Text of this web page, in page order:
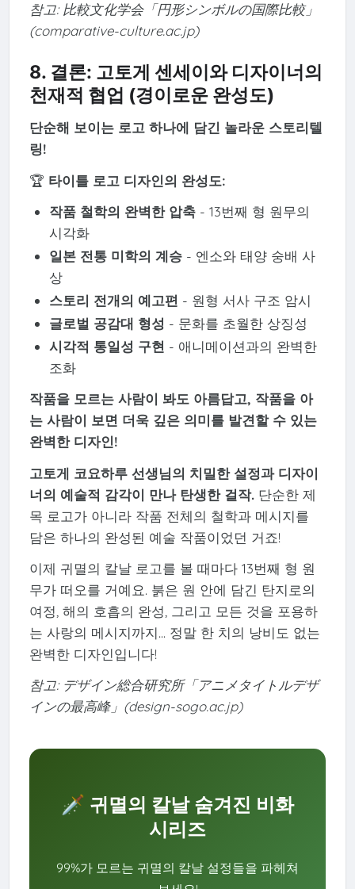
참고: 比較文化学会「円形シンボルの国際比較」
(comparative-culture.ac.jp)
8. 결론: 고토게 센세이와 디자이너의
천재적 협업 (경이로운 완성도)
단순해 보이는 로고 하나에 담긴 놀라운 스토리텔
링!
🏆 타이틀 로고 디자인의 완성도:
작품 철학의 완벽한 압축- 13번째 형 원무의
시각화
일본 전통 미학의 계승- 엔소와 태양 숭배 사
상
스토리 전개의 예고편 - 원형 서사 구조 암시
글로벌 공감대 형성 - 문화를 초월한 상징성
시각적 통일성 구현 - 애니메이션과의 완벽한
조화
작품을 모르는 사람이 봐도 아름답고, 작품을 아
는 사람이 보면 더욱 깊은 의미를 발견할 수 있는
완벽한 디자인!
고토게 코요하루 선생님의 치밀한 설정과 디자이
너의 예술적 감각이 만나 탄생한 걸작.단순한 제
목 로고가 아니라 작품 전체의 철학과 메시지를
담은 하나의 완성된 예술 작품이었던 거죠!
이제 귀멸의 칼날 로고를 볼 때마다 13번째 형 원
무가 떠오를 거예요. 붉은 원 안에 담긴 탄지로의
여정, 해의 호흡의 완성, 그리고 모든 것을 포용하
는 사랑의 메시지까지... 정말 한 치의 낭비도 없는
완벽한 디자인입니다!
참고: デザイン総合研究所「アニメタイトルデザ
インの最高峰」(design-sogo.ac.jp)
🗡️ 귀멸의 칼날 숨겨진 비화
시리즈
99%가 모르는 귀멸의 칼날 설정들을 파헤쳐